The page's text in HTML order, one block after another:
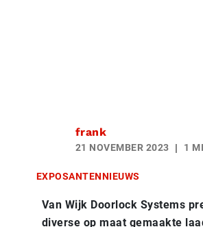
frank
21 NOVEMBER 2023 1
EXPOSANTENNIEUWS
Van Wijk Doorlock Systems
diverse op maat gemaakte